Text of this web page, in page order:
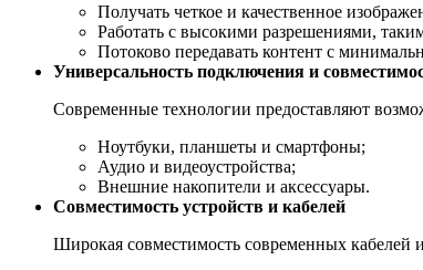
Получать четкое и качественное
Работать с высокими разрешениями,
Потоково передавать контент с
Универсальность подключения и
Современные технологии предоставляют
Ноутбуки, планшеты и смартфоны;
Аудио и видеоустройства;
Внешние накопители и аксессуары.
Совместимость устройств и кабелей
Широкая совместимость современных кабелей